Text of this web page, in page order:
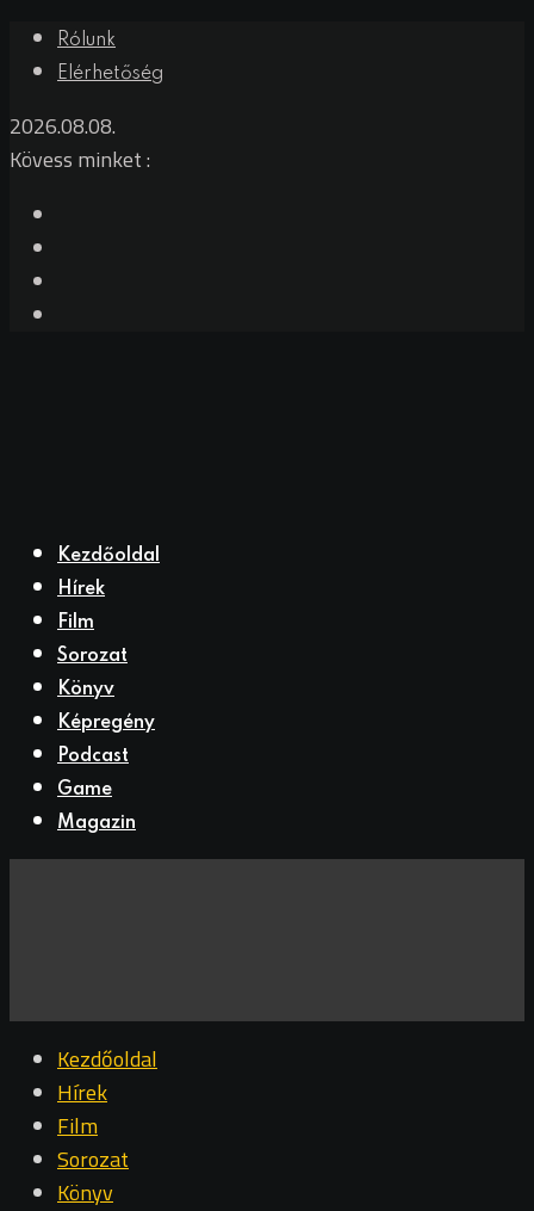
Skip
Rólunk
Elérhetőség
2026.08.08.
Kövess minket :
Kezdőoldal
Hírek
Film
Sorozat
Könyv
Képregény
Podcast
Game
Magazin
Kezdőoldal
Hírek
Film
Sorozat
Könyv